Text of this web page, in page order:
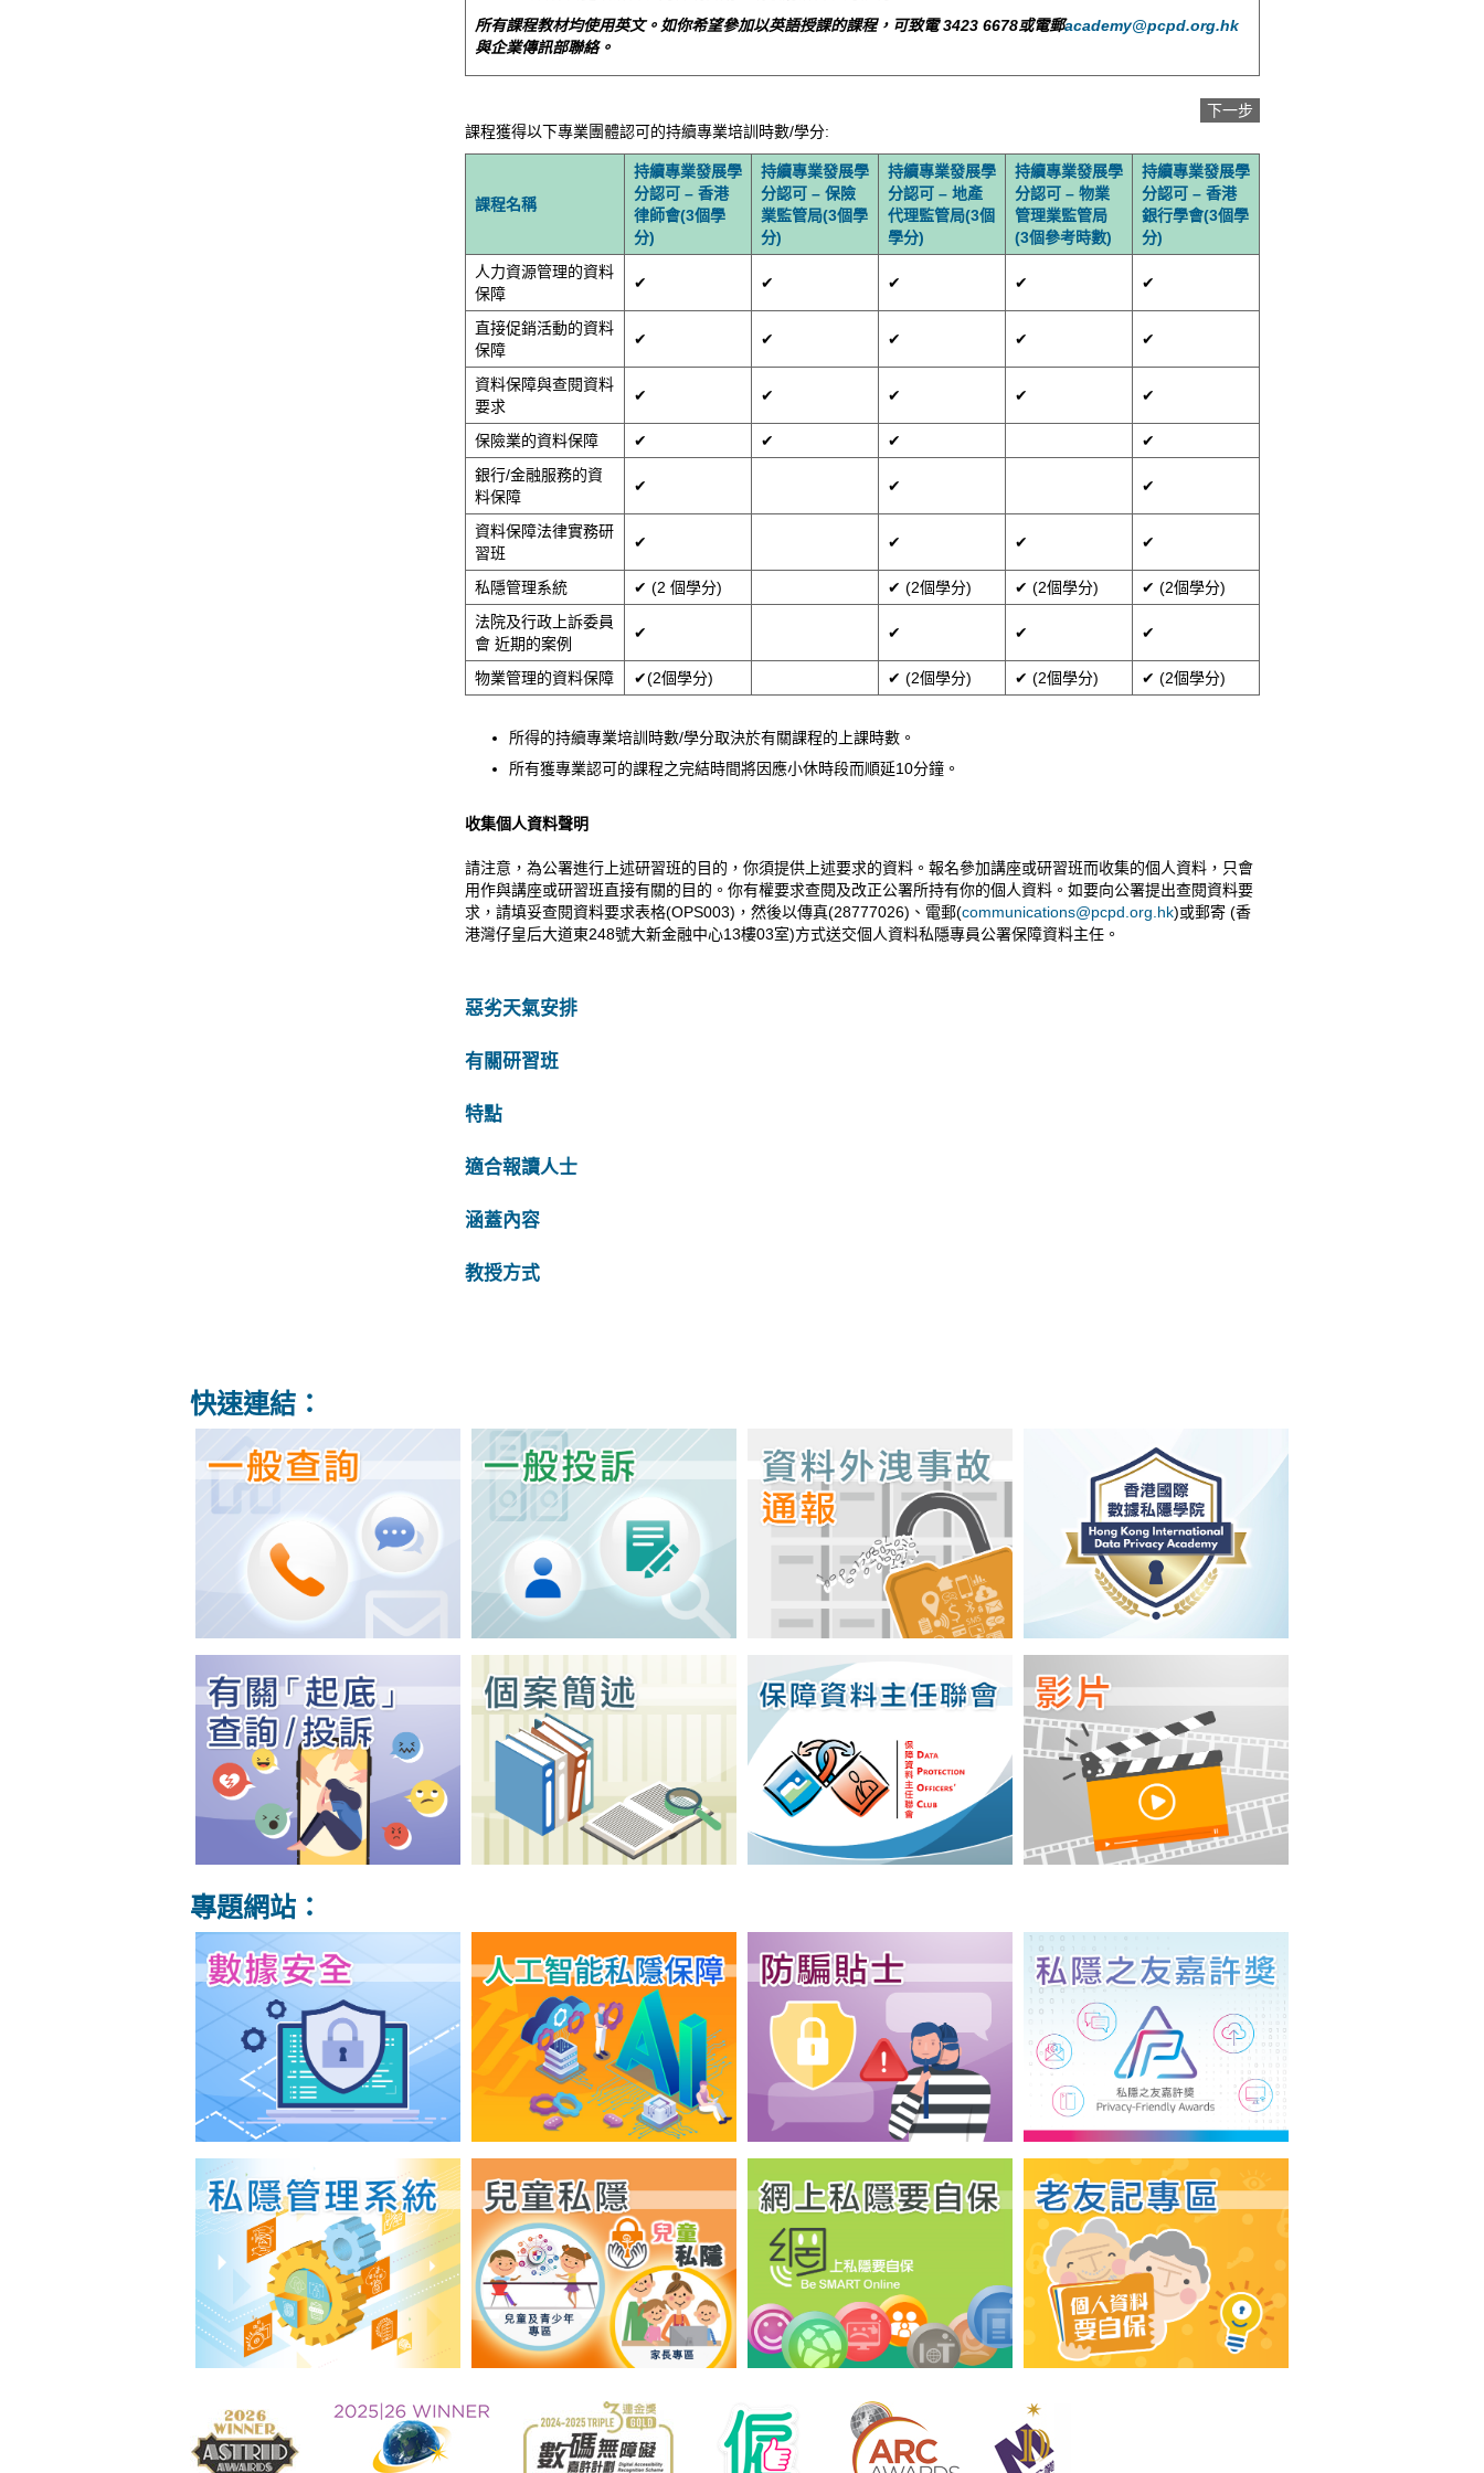
所有課程教材均使用英文。如你希望參加以英語授課的課程，可致電 3423 6678或電郵academy@pcpd.org.hk
與企業傳訊部聯絡。
課程獲得以下專業團體認可的持續專業培訓時數/學分:
課程名稱
持續專業發展學
分認可 – 香港
律師會(3個學
分)
持續專業發展學
分認可 – 保險
業監管局(3個學
分)
持續專業發展學
分認可 – 地產
代理監管局(3個
學分)
持續專業發展學
分認可 – 物業
管理業監管局
(3個參考時數)
持續專業發展學
分認可 – 香港
銀行學會(3個學
分)
人力資源管理的資料
保障
✔ ✔ ✔ ✔ ✔
直接促銷活動的資料
保障
✔ ✔ ✔ ✔ ✔
資料保障與查閱資料
要求
✔ ✔ ✔ ✔ ✔
保險業的資料保障 ✔ ✔ ✔
✔
銀行/金融服務的資
料保障
✔ ✔ ✔
資料保障法律實務研
習班
✔ ✔ ✔ ✔
私隱管理系統 ✔ (2 個學分) ✔ (2個學分) ✔ (2個學分)
✔ (2個學分)
法院及行政上訴委員
會 近期的案例
✔ ✔ ✔ ✔
物業管理的資料保障 ✔(2個學分) ✔ (2個學分) ✔ (2個學分) ✔ (2個學分)
所得的持續專業培訓時數/學分取決於有關課程的上課時數。
所有獲專業認可的課程之完結時間將因應小休時段而順延10分鐘。
收集個人資料聲明
請注意，為公署進行上述研習班的目的，你須提供上述要求的資料。報名參加講座或研習班而收集的個人資料，只會
用作與講座或研習班直接有關的目的。你有權要求查閱及改正公署所持有你的個人資料。如要向公署提出查閱資料要
求，請填妥查閱資料要求表格(OPS003)，然後以傳真(28777026)、電郵(communications@pcpd.org.hk)或郵寄 (香
港灣仔皇后大道東248號大新金融中心13樓03室)方式送交個人資料私隱專員公署保障資料主任。
惡劣天氣安排
有關研習班
特點
適合報讀人士
涵蓋內容
教授方式
快速連結：
專題網站：